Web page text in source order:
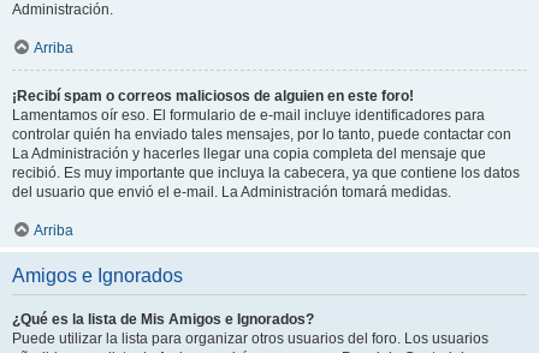
Administración.
Arriba
¡Recibí spam o correos maliciosos de alguien en este foro!
Lamentamos oír eso. El formulario de e-mail incluye identificadores para
controlar quién ha enviado tales mensajes, por lo tanto, puede contactar con
La Administración y hacerles llegar una copia completa del mensaje que
recibió. Es muy importante que incluya la cabecera, ya que contiene los datos
del usuario que envió el e-mail. La Administración tomará medidas.
Arriba
Amigos e Ignorados
¿Qué es la lista de Mis Amigos e Ignorados?
Puede utilizar la lista para organizar otros usuarios del foro. Los usuarios